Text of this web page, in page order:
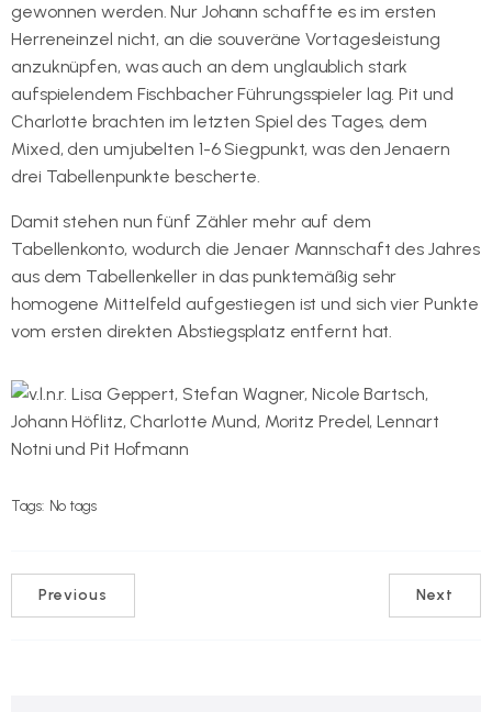
gewonnen werden. Nur Johann schaffte es im ersten
Herreneinzel nicht, an die souveräne Vortagesleistung
anzuknüpfen, was auch an dem unglaublich stark
aufspielendem Fischbacher Führungsspieler lag. Pit und
Charlotte brachten im letzten Spiel des Tages, dem
Mixed, den umjubelten 1-6 Siegpunkt, was den Jenaern
drei Tabellenpunkte bescherte.
Damit stehen nun fünf Zähler mehr auf dem
Tabellenkonto, wodurch die Jenaer Mannschaft des Jahres
aus dem Tabellenkeller in das punktemäßig sehr
homogene Mittelfeld aufgestiegen ist und sich vier Punkte
vom ersten direkten Abstiegsplatz entfernt hat.
Tags: No tags
Previous Next